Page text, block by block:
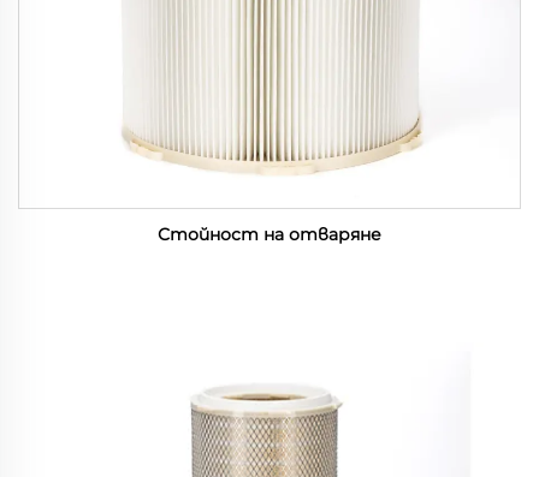
Стойност на отваряне